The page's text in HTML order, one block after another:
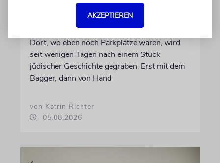
Schicht um Schicht
Dort, wo eben noch Parkplätze waren, wird
seit wenigen Tagen nach einem Stück
jüdischer Geschichte gegraben. Erst mit dem
Bagger, dann von Hand
von Katrin Richter
05.08.2026
AKZEPTIEREN